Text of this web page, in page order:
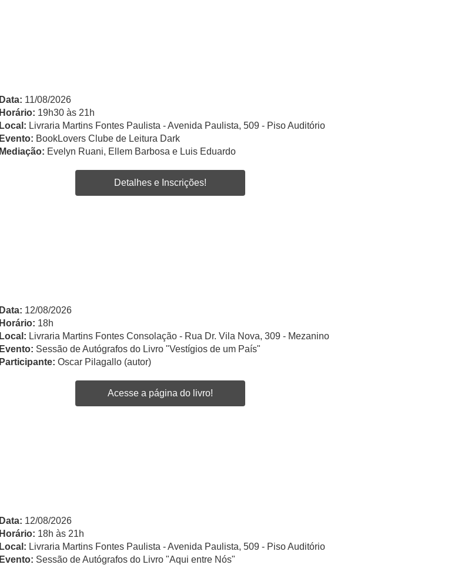
Data: 11/08/2026
Horário: 19h30 às 21h
Local: Livraria Martins Fontes Paulista - Avenida Paulista, 509 - Piso Auditório
Evento: BookLovers Clube de Leitura Dark
Mediação: Evelyn Ruani, Ellem Barbosa e Luis Eduardo
Detalhes e Inscrições!
Data: 12/08/2026
Horário: 18h
Local: Livraria Martins Fontes Consolação - Rua Dr. Vila Nova, 309 - Mezanino
Evento: Sessão de Autógrafos do Livro "Vestígios de um País"
Participante: Oscar Pilagallo (autor)
Acesse a página do livro!
Data: 12/08/2026
Horário: 18h às 21h
Local: Livraria Martins Fontes Paulista - Avenida Paulista, 509 - Piso Auditório
Evento: Sessão de Autógrafos do Livro "Aqui entre Nós"